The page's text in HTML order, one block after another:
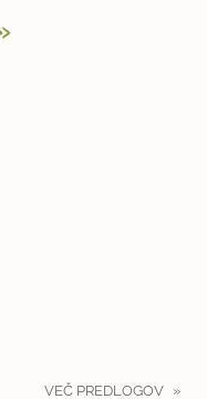
VEČ PREDLOGOV